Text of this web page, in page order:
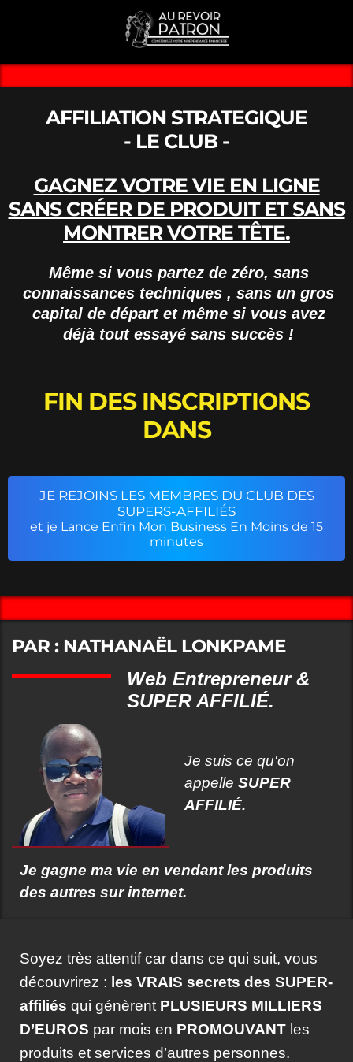
AFFILIATION STRATEGIQUE
- LE CLUB -
GAGNEZ VOTRE VIE EN LIGNE
SANS CRÉER DE PRODUIT ET SANS
MONTRER VOTRE TÊTE.
Même si vous partez de zéro, sans
connaissances techniques , sans un gros
capital de départ et même si vous avez
déjà tout essayé sans succès !
FIN DES INSCRIPTIONS
DANS
JE REJOINS LES MEMBRES DU CLUB DES
SUPERS-AFFILIÉS
et je Lance Enfin Mon Business En Moins de 15
minutes
PAR : NATHANAËL LONKPAME
Web Entrepreneur &
SUPER AFFILIÉ.
Je suis ce qu'on
appelle SUPER
AFFILIÉ.
Je gagne ma vie en vendant les produits
des autres sur internet.
Soyez très attentif car dans ce qui suit, vous
découvrirez : les VRAIS secrets des SUPER-
affiliés qui génèrent PLUSIEURS MILLIERS
D’EUROS par mois en PROMOUVANT les
produits et services d’autres personnes.